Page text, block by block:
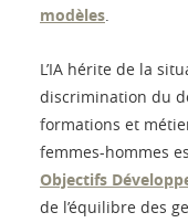
modèles.
L’IA hérite de la
discrimination du
formations et
femmes-hommes
Objectifs
de l’équilibre des